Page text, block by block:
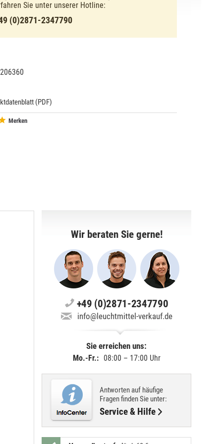
Sie unter unserer Hotline:
(0)2871-2347790
(PDF)
Merken
Wir beraten Sie gerne!
+49 (0)2871-2347790
info@leuchtmittel-verkauf.de
Sie erreichen uns:
Mo.-Fr.: 08:00 – 17:00 Uhr
Antworten auf häufige
Fragen finden Sie unter:
Service & Hilfe